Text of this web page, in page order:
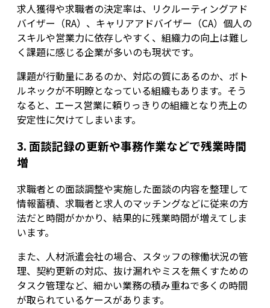
求人獲得や求職者の決定率は、リクルーティングアド
バイザー（RA）、キャリアアドバイザー（CA）個人の
スキルや営業力に依存しやすく、組織力の向上は難し
く課題に感じる企業が多いのも現状です。
課題が行動量にあるのか、対応の質にあるのか、ボト
ルネックが不明瞭となっている組織もあります。そう
なると、エース営業に頼りっきりの組織となり売上の
安定性に欠けてしまいます。
3. 面談記録の更新や事務作業などで残業時間
増
求職者との面談調整や実施した面談の内容を整理して
情報蓄積、求職者と求人のマッチングなどに従来の方
法だと時間がかかり、結果的に残業時間が増えてしま
います。
また、人材派遣会社の場合、スタッフの稼働状況の管
理、契約更新の対応、抜け漏れやミスを無くすための
タスク管理など、細かい業務の積み重ねで多くの時間
が取られているケースがあります。